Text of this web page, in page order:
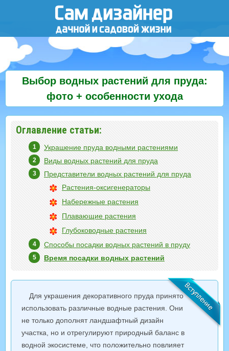
Выбор водных растений для пруда:
фото + особенности ухода
Оглавление статьи:
Украшение пруда водными растениями
Виды водных растений для пруда
Представители водных растений для пруда
Растения-оксигенераторы
Набережные растения
Плавающие растения
Глубоководные растения
Способы посадки водных растений в пруду
Время посадки водных растений
Для украшения декоративного пруда принято
использовать различные водные растения. Они
не только дополнят ландшафтный дизайн
участка, но и отрегулируют природный баланс в
водной экосистеме, что положительно повлияет